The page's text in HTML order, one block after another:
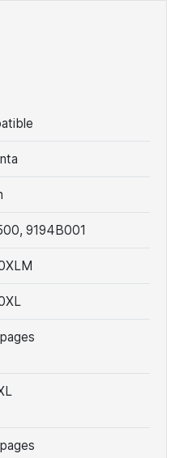
9194B001